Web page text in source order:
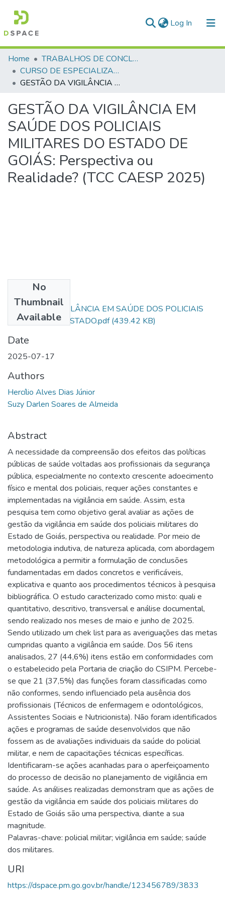
Log In (current)
Communities & Collections
All of DSpace
Home
TRABALHOS DE CONCLUSÃO DE CURSO - CAESP (CURSO DE ESPECIALIZAÇÃO EM ALTOS ESTUDOS EM SEGURANÇA PÚBLICA)
CURSO DE ESPECIALIZAÇÃO EM ALTOS ESTUDOS EM SEGURANÇA PÚBLICA - CAESP - 2025 - 1
GESTÃO DA VIGILÂNCIA EM SAÚDE DOS POLICIAIS MILITARES DO ESTADO DE GOIÁS: Perspectiva ou Realidade? (TCC CAESP 2025)
GESTÃO DA VIGILÂNCIA EM
SAÚDE DOS POLICIAIS
MILITARES DO ESTADO DE
GOIÁS: Perspectiva ou
Realidade? (TCC CAESP 2025)
No
Thumbnail
Available
GESTÃO DA VIGILÂNCIA EM SAÚDE DOS POLICIAIS
MILITARES DO ESTADO.pdf(439.42 KB)
Date
2025-07-17
Authors
Hercílio Alves Dias Júnior
Suzy Darlen Soares de Almeida
Abstract
A necessidade da compreensão dos efeitos das políticas
públicas de saúde voltadas aos profissionais da segurança
pública, especialmente no contexto crescente adoecimento
físico e mental dos policiais, requer ações constantes e
implementadas na vigilância em saúde. Assim, esta
pesquisa tem como objetivo geral avaliar as ações de
gestão da vigilância em saúde dos policiais militares do
Estado de Goiás, perspectiva ou realidade. Por meio de
metodologia indutiva, de natureza aplicada, com abordagem
metodológica a permitir a formulação de conclusões
fundamentadas em dados concretos e verificáveis,
explicativa e quanto aos procedimentos técnicos à pesquisa
bibliográfica. O estudo caracterizado como misto: quali e
quantitativo, descritivo, transversal e análise documental,
sendo realizado nos meses de maio e junho de 2025.
Sendo utilizado um chek list para as averiguações das metas
cumpridas quanto a vigilância em saúde. Dos 56 itens
analisados, 27 (44,6%) itens estão em conformidades com
o estabelecido pela Portaria de criação do CSIPM. Percebe-
se que 21 (37,5%) das funções foram classificadas como
não conformes, sendo influenciado pela ausência dos
profissionais (Técnicos de enfermagem e odontológicos,
Assistentes Sociais e Nutricionista). Não foram identificados
ações e programas de saúde desenvolvidos que não
fossem as de avaliações individuais da saúde do policial
militar, e nem de capacitações técnicas específicas.
Identificaram-se ações acanhadas para o aperfeiçoamento
do processo de decisão no planejamento de vigilância em
saúde. As análises realizadas demonstram que as ações de
gestão da vigilância em saúde dos policiais militares do
Estado de Goiás são uma perspectiva, diante a sua
magnitude.
Palavras-chave: policial militar; vigilância em saúde; saúde
dos militares.
URI
https://dspace.pm.go.gov.br/handle/123456789/3833